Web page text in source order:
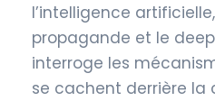
l’intelligence
propagande et le deep
interroge les
se cachent derrière la